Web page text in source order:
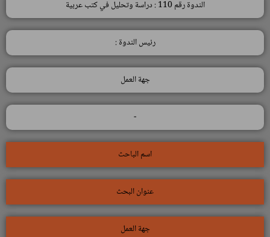
الندوة رقم 110 : دراسة وتحليل في كتب عربية
رئيس الندوة :
جهة العمل
-
اسم الباحث
عنوان البحث
جهة العمل